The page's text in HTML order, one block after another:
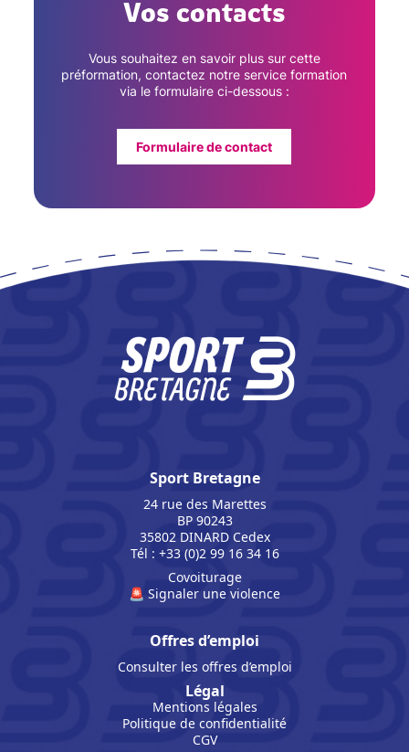
Vos contacts
Vous souhaitez en savoir plus sur cette
préformation, contactez notre service formation
via le formulaire ci-dessous :
Formulaire de contact
Sport Bretagne
24 rue des Marettes
BP 90243
35802 DINARD Cedex
Tél : +33 (0)2 99 16 34 16
Covoiturage
🚨 Signaler une violence
Offres d’emploi
Consulter les offres d’emploi
Légal
Mentions légales
Politique de confidentialité
CGV